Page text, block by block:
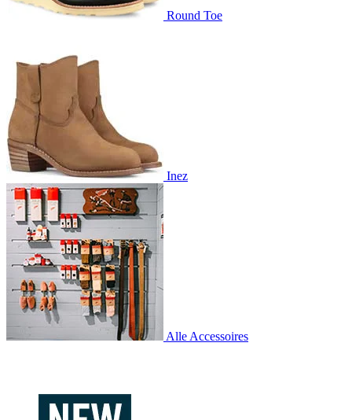
Round Toe
Inez
Alle Accessoires